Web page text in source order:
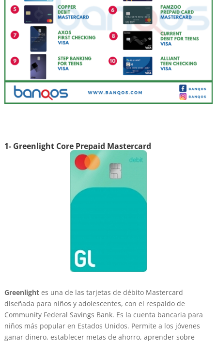
1- Greenlight Core Prepaid Mastercard
Greenlightes una de las tarjetas de débito Mastercard
diseñada para niños y adolescentes, con el respaldo de
Community Federal Savings Bank. Es la cuenta bancaria para
niños más popular en Estados Unidos. Permite a los jóvenes
ganar dinero, establecer metas de ahorro, aprender sobre